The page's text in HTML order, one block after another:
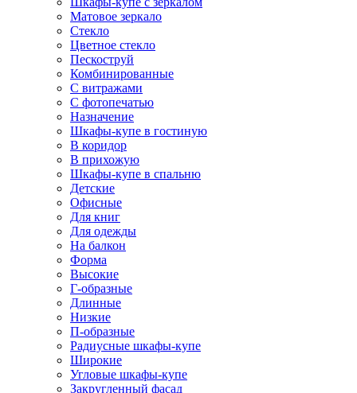
Матовое зеркало
Стекло
Цветное стекло
Пескоструй
Комбинированные
С витражами
С фотопечатью
Назначение
Шкафы-купе в гостиную
В коридор
В прихожую
Шкафы-купе в спальню
Детские
Офисные
Для книг
Для одежды
На балкон
Форма
Высокие
Г-образные
Длинные
Низкие
П-образные
Радиусные шкафы-купе
Широкие
Угловые шкафы-купе
Закругленный фасад